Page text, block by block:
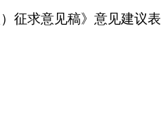
征求意见稿》意见建议表